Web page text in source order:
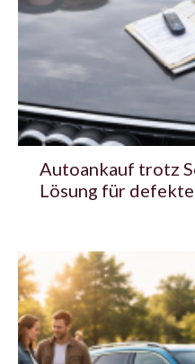
Autoankauf trotz
Lösung für